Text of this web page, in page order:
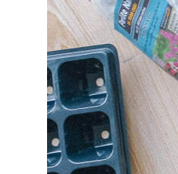
*Instagram💧
Meta
💧Inc. запрещено
на территории России